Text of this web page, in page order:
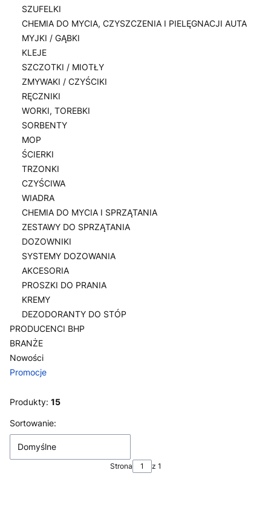
SZUFELKI
CHEMIA DO MYCIA, CZYSZCZENIA I PIELĘGNACJI AUTA
MYJKI / GĄBKI
KLEJE
SZCZOTKI / MIOTŁY
ZMYWAKI / CZYŚCIKI
RĘCZNIKI
WORKI, TOREBKI
SORBENTY
MOP
ŚCIERKI
TRZONKI
CZYŚCIWA
WIADRA
CHEMIA DO MYCIA I SPRZĄTANIA
ZESTAWY DO SPRZĄTANIA
DOZOWNIKI
SYSTEMY DOZOWANIA
AKCESORIA
PROSZKI DO PRANIA
KREMY
DEZODORANTY DO STÓP
PRODUCENCI BHP
BRANŻE
Nowości
Promocje
Produkty: 15
Lista produktów
Sortowanie:
Domyślne
Strona z 1